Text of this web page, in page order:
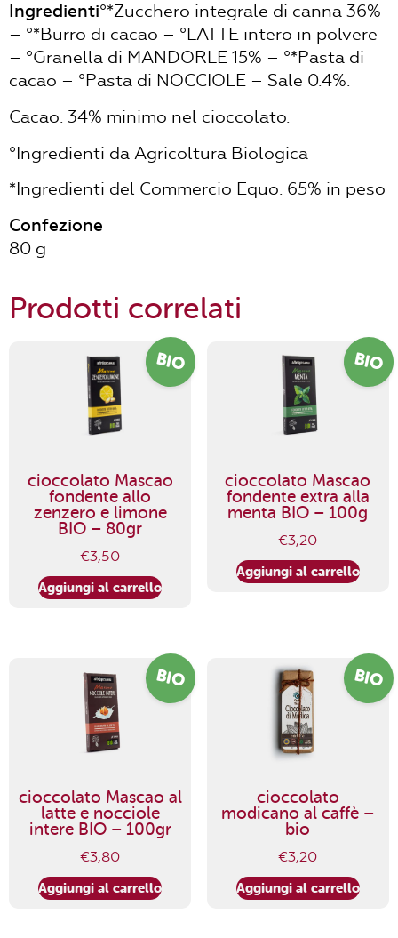
Ingredienti°*Zucchero integrale di canna 36%
– °*Burro di cacao – °LATTE intero in polvere
– °Granella di MANDORLE 15% – °*Pasta di
cacao – °Pasta di NOCCIOLE – Sale 0.4%.
Cacao: 34% minimo nel cioccolato.
°Ingredienti da Agricoltura Biologica
*Ingredienti del Commercio Equo: 65% in peso
Confezione
80 g
Prodotti correlati
BIO
cioccolato Mascao
fondente allo
zenzero e limone
BIO – 80gr
€3,50
Aggiungi al carrello
BIO
cioccolato Mascao
fondente extra alla
menta BIO – 100g
€3,20
Aggiungi al carrello
BIO
cioccolato Mascao al
latte e nocciole
intere BIO – 100gr
€3,80
Aggiungi al carrello
BIO
cioccolato
modicano al caffè –
bio
€3,20
Aggiungi al carrello